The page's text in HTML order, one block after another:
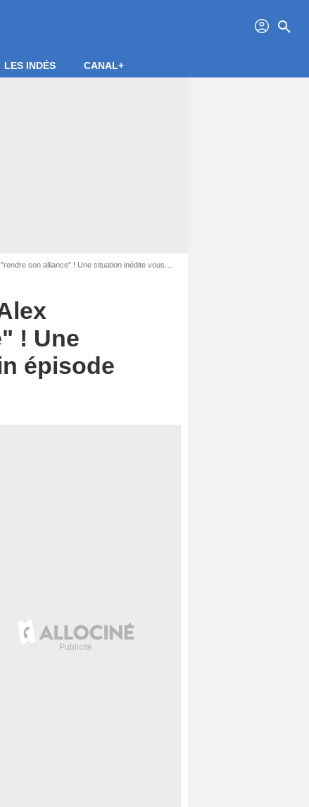
profil search
LES INDÉS CANAL+
! Une situation inédite vous attend dans le prochain épisode
! Une
épisode